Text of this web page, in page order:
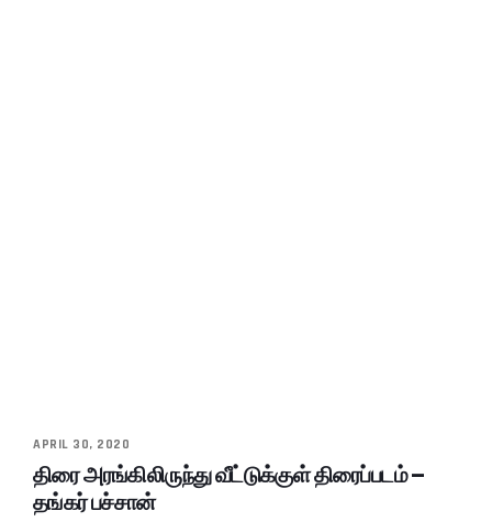
APRIL 30, 2020
திரை அரங்கிலிருந்து வீட்டுக்குள் திரைப்படம் –
தங்கர் பச்சான்